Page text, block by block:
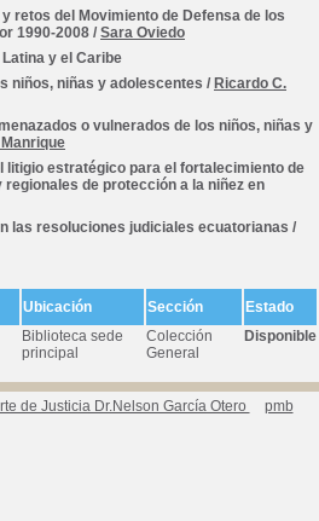
retos del Movimiento de Defensa de los
1990-2008 / Sara Oviedo
y el Caribe
niños, niñas y adolescentes / Ricardo C.
o vulnerados de los niños, niñas y
litigio estratégico para el fortalecimiento de
de protección a la niñez en
las resoluciones judiciales ecuatorianas /
Ubicación Sección
Estado
Biblioteca sede
principal
Colección
General
Disponible
de Justicia Dr.Nelson García Otero pmb